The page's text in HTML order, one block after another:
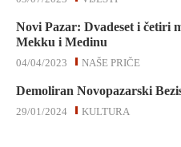
Novi Pazar: Dvadeset i četiri
Mekku i Medinu
NAŠE PRIČE
04/04/2023
Demoliran Novopazarski
KULTURA
29/01/2024